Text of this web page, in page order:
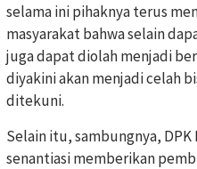
selama ini pihaknya terus
masyarakat bahwa selain
juga dapat diolah menjadi
diyakini akan menjadi celah
ditekuni.
Selain itu, sambungnya,
senantiasi memberikan